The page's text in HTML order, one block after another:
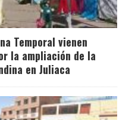
Temporal vienen
la ampliación de la
en Juliaca